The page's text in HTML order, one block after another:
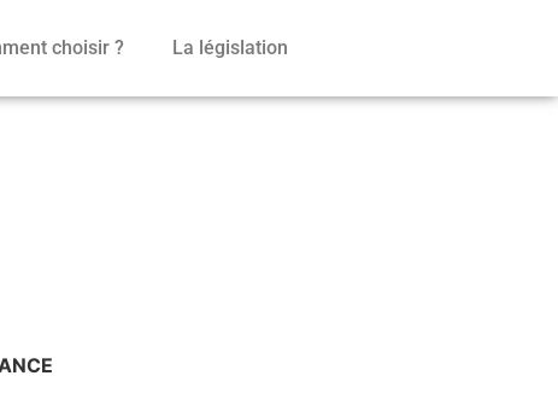
choisir ? La législation